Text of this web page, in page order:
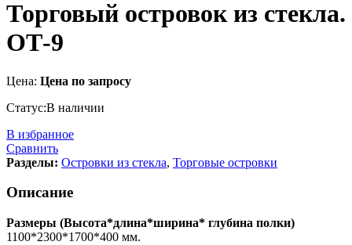
Торговый островок из стекла.
ОТ-9
Цена: Цена по запросу
Статус:В наличии
В избранное
Сравнить
Разделы: Островки из стекла, Торговые островки
Описание
Размеры (Высота*длина*ширина* глубина полки)
1100*2300*1700*400 мм.